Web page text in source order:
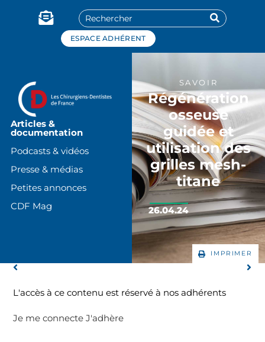
ESPACE ADHÉRENT
Articles &
documentation
Podcasts & vidéos
Presse & médias
Petites annonces
CDF Mag
SAVOIR
Régénération
osseuse
guidée et
utilisation des
grilles mesh-
titane
IMPRIMER
26.04.24
L'accès à ce contenu est réservé à nos adhérents
Je me connecte J'adhère
Panneau de gestion des cookies